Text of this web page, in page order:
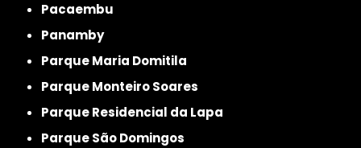
Pacaembu
Panamby
Parque Maria Domitila
Parque Monteiro Soares
Parque Residencial da Lapa
Parque São Domingos